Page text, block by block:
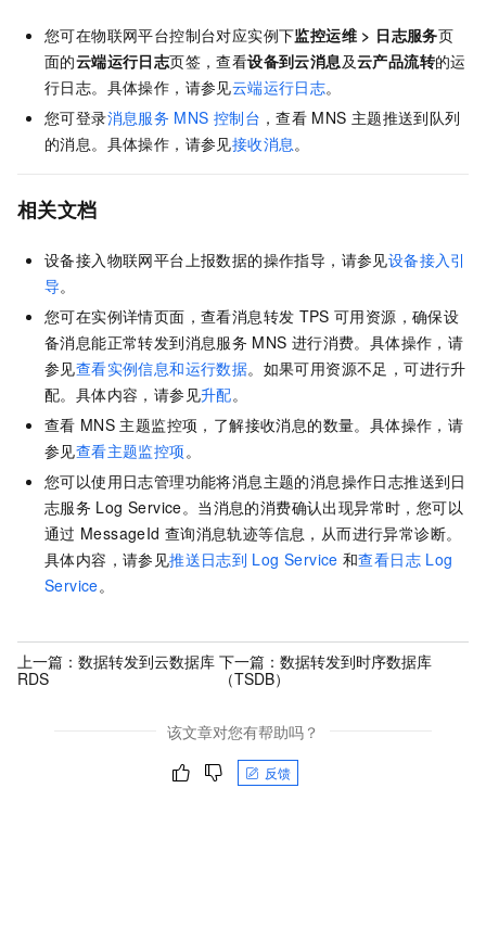
您可在物联网平台控制台对应实例下监控运维 > 日志服务页
面的云端运行日志页签，查看设备到云消息及云产品流转的运
行日志。具体操作，请参见云端运行日志。
您可登录消息服务 MNS 控制台 ，查看 MNS 主题推送到队列
的消息。具体操作，请参见接收消息 。
相关文档
设备接入物联网平台上报数据的操作指导，请参见设备接入引
导。
您可在实例详情页面，查看消息转发 TPS 可用资源，确保设
备消息能正常转发到消息服务 MNS 进行消费。具体操作，请
参见查看实例信息和运行数据。如果可用资源不足，可进行升
配。具体内容，请参见升配。
查看 MNS 主题监控项，了解接收消息的数量。具体操作，请
参见查看主题监控项 。
您可以使用日志管理功能将消息主题的消息操作日志推送到日
志服务 Log Service。当消息的消费确认出现异常时，您可以
通过 MessageId 查询消息轨迹等信息，从而进行异常诊断。
具体内容，请参见推送日志到 Log Service 和查看日志 Log
Service。
上一篇： 数据转发到云数据库
RDS
下一篇： 数据转发到时序数据库
（TSDB）
该文章对您有帮助吗？
反馈